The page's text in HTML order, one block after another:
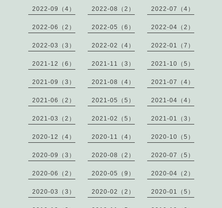
2022-09（4） 2022-08（2） 2022-07（4）
2022-06（2） 2022-05（6） 2022-04（2）
2022-03（3） 2022-02（4） 2022-01（7）
2021-12（6） 2021-11（3） 2021-10（5）
2021-09（3） 2021-08（4） 2021-07（4）
2021-06（2） 2021-05（5） 2021-04（4）
2021-03（2） 2021-02（5） 2021-01（3）
2020-12（4） 2020-11（4） 2020-10（5）
2020-09（3） 2020-08（2） 2020-07（5）
2020-06（2） 2020-05（9） 2020-04（2）
2020-03（3） 2020-02（2） 2020-01（5）